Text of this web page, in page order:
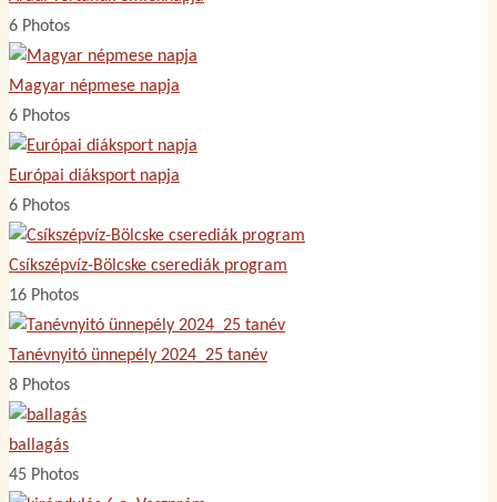
6 Photos
Magyar népmese napja
6 Photos
Európai diáksport napja
6 Photos
Csíkszépvíz-Bölcske cserediák program
16 Photos
Tanévnyitó ünnepély 2024_25 tanév
8 Photos
ballagás
45 Photos